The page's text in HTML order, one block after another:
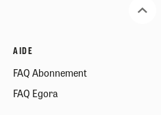
AIDE
FAQ Abonnement
FAQ Egora